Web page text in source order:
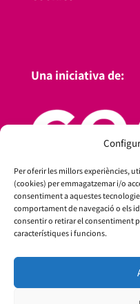
Per oferir les millors experiències,
(cookies) per emmagatzemar i/o
consentiment a aquestes
comportament de navegació o els
consentir o retirar el consentiment
característiques i funcions.
Una iniciativa de: